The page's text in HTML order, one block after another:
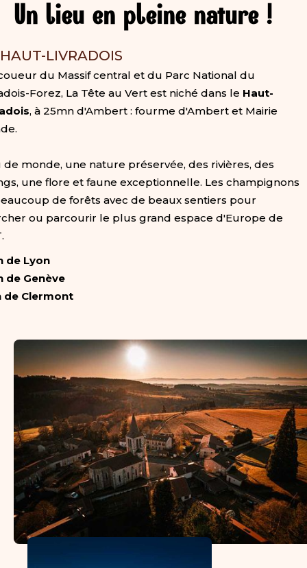
Un lieu en pleine nature !
LIVRADOIS
du Massif central et du Parc National du
Forez, La Tête au Vert est niché dans le Haut-
, à 25mn d'Ambert : fourme d'Ambert et Mairie
de monde, une nature préservée, des rivières, des
une flore et faune exceptionnelle. Les champignons
de forêts avec de beaux sentiers pour
ou parcourir le plus grand espace d'Europe de
de Lyon
de Genève
de Clermont